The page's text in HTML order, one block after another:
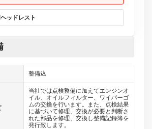
ッドレスト
整備込
当社では点検整備に加えてエンジンオ
イル、オイルフィルター、ワイパーゴ
ムの交換を行います。また、点検結果
に基づいて修理、交換が必要と判断さ
れた部品を修理、交換し整備記録簿を
発行致します。